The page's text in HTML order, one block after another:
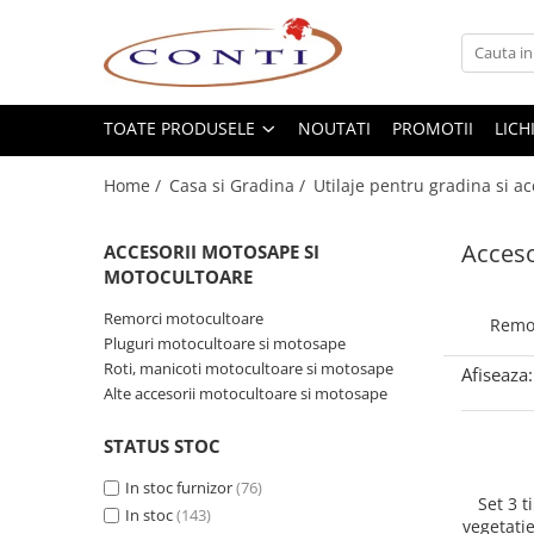
Toate Produsele
Casa si Gradina
Utilaje pentru gradina si accesorii
Atomizoare si Pulverizatoare
Drujbe si fierastraie cu lant
Fierastraie pentru busteni
Foarfeci de gradina
Masini de tuns iarba si accesorii
Motocoase si accesorii
Motosape si Motocultoare
Motoburghie
Masini de batut stalpi
TOATE PRODUSELE NOUTATI PROMOTII
Home / Casa si Gradina / Utilaje pentru gradina si
ACCESORII MOTOSAPE SI
MOTOCULTOARE
Remorci motocultoare
Pluguri motocultoare si motosape
Roti, manicoti motocultoare si motosape
Alte accesorii motocultoare si motosape
STATUS STOC
In stoc furnizor(76)
In stoc(143)
Afiseaza:
Set 3